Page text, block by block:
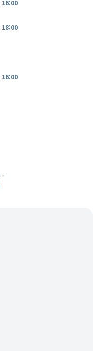
16:00
18:00
16:00
-